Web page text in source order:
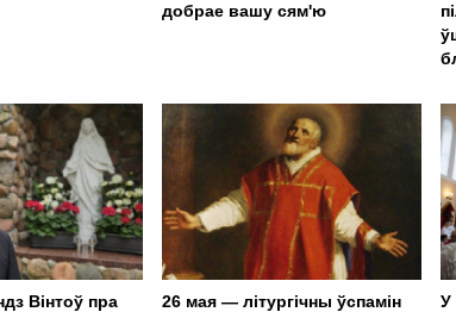
добрае вашу сям'ю
Вінтоў пра
26 мая — літургічны ўспамін
У